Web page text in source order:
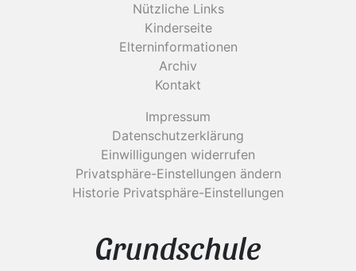
Nützliche Links
Kinderseite
Elterninformationen
Archiv
Kontakt
Impressum
Datenschutzerklärung
Einwilligungen widerrufen
Privatsphäre-Einstellungen ändern
Historie Privatsphäre-Einstellungen
Grundschule